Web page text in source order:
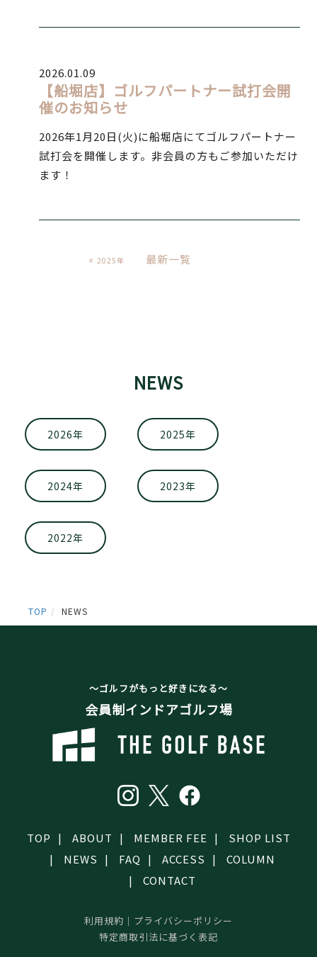
NEWS
2026年 2025年
2024年 2023年
2022年
2026.01.09
【船堀店】ゴルフパートナー試打会開
催のお知らせ
2026年1月20日(火)に船堀店にてゴルフパートナー
試打会を開催します。非会員の方もご参加いただけ
ます！
« 2025年 最新一覧
TOP NEWS
～ゴルフがもっと好きになる～
会員制インドアゴルフ場
TOP ABOUT MEMBER FEE
SHOP LIST
NEWS
FAQ ACCESS
COLUMN
CONTACT
利用規約 ｜ プライバシーポリシー
特定商取引法に基づく表記